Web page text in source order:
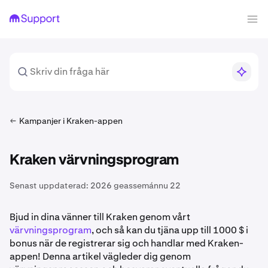
Kampanjer i Kraken-appen
Kraken värvningsprogram
Senast uppdaterad: 2026 geassemánnu 22
Bjud in dina vänner till Kraken genom vårt
värvningsprogram, och så kan du tjäna upp till 1000 $ i
bonus när de registrerar sig och handlar med Kraken-
appen! Denna artikel vägleder dig genom